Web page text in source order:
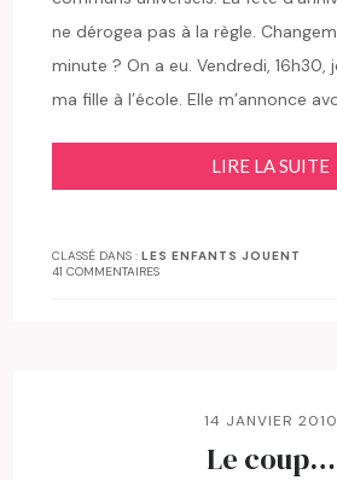
ne dérogea pas à la règle.
minute ? On a eu. Vendredi, 16h30,
ma fille à l’école. Elle m’annonce
LIRE LA SUITE
CLASSÉ DANS :LES ENFANTS JOUENT
41 COMMENTAIRES
14 JANVIER 2010
Le coup…